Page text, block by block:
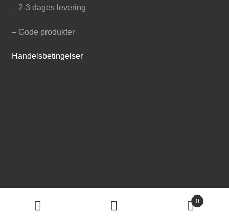
– 2-3 dages levering
– Gode produkter
Handelsbetingelser
© Hønsehus.dk 2026 0